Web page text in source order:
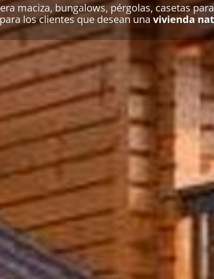
maciza, bungalows, pérgolas, casetas
los clientes que desean una vivienda